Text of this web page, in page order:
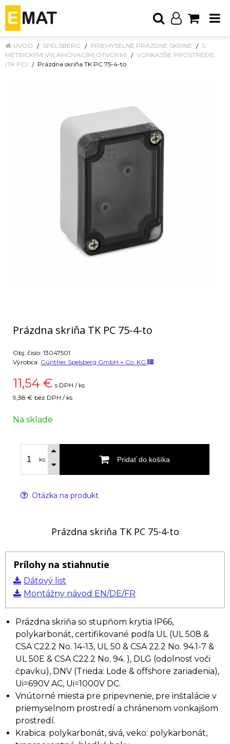
ÚVOD SPELSBERG PRIEMYSELNÉ PRÁZDNE SKRINE
S
METRICKÝMI VYLAMOVACÍMI OTVORMI
VONKAJŠIE PROSTREDIE
(TK PC)
Prázdna skriňa TK PC 75-4-to
Prázdna skriňa TK PC 75-4-to
Obj. čislo: 13047501
Výrobca: Günther Spelsberg GmbH + Co. KG
11,54 € s DPH / ks
9,38 € bez DPH / ks
Na sklade
ks Pridať do košíka
Otázka na produkt
Prázdna skriňa TK PC 75-4-to
Prílohy na stiahnutie
Dátový list
Montážny návod EN/DE/FR
Prázdna skriňa so stupňom krytia IP66,
polykarbonát, certifikované podľa UL (UL 508 &
CSA C22.2 No. 14-13, UL 50 & CSA 22.2 No. 94.1-7 &
UL 50E & CSA C22.2 No. 94. ), DLG (odolnosť voči
čpavku), DNV (Trieda: Lode & offshore zariadenia),
Ui=690V AC, Ui=1000V DC.
Vnútorné miesta pre pripevnenie, pre inštalácie v
priemyselnom prostredí a chránenom vonkajšom
prostredí.
Krabica: polykarbonát, sivá, veko: polykarbonát,